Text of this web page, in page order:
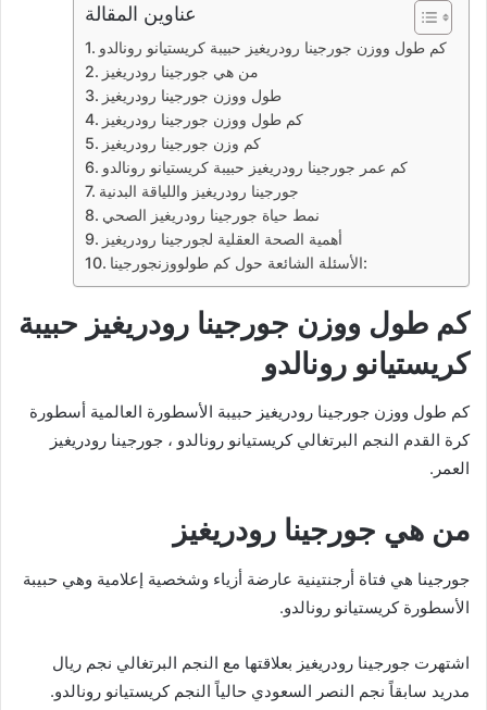
عناوين المقالة
كم طول ووزن جورجينا رودريغيز حبيبة كريستيانو رونالدو
من هي جورجينا رودريغيز
طول ووزن جورجينا رودريغيز
كم طول ووزن جورجينا رودريغيز
كم وزن جورجينا رودريغيز
كم عمر جورجينا رودريغيز حبيبة كريستيانو رونالدو
جورجينا رودريغيز واللياقة البدنية
نمط حياة جورجينا رودريغيز الصحي
أهمية الصحة العقلية لجورجينا رودريغيز
الأسئلة الشائعة حول كم طولووزنجورجينا:
كم طول ووزن جورجينا رودريغيز حبيبة
كريستيانو رونالدو
كم طول ووزن جورجينا رودريغيز حبيبة الأسطورة العالمية أسطورة
كرة القدم النجم البرتغالي كريستيانو رونالدو ، جورجينا رودريغيز
العمر.
من هي جورجينا رودريغيز
جورجينا هي فتاة أرجنتينية عارضة أزياء وشخصية إعلامية وهي حبيبة
الأسطورة كريستيانو رونالدو.
اشتهرت جورجينا رودريغيز بعلاقتها مع النجم البرتغالي نجم ريال
مدريد سابقاً نجم النصر السعودي حالياً النجم كريستيانو رونالدو.